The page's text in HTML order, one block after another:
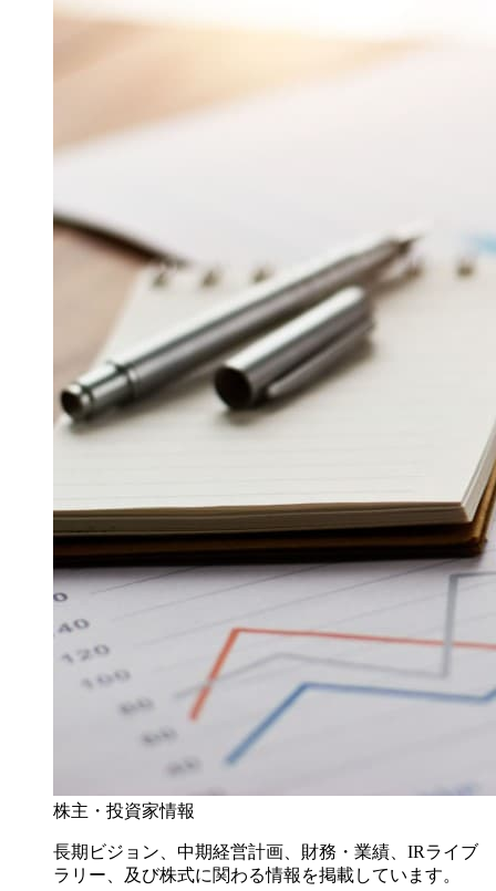
株主・投資家情報
長期ビジョン、中期経営計画、財務・業績、IRライブ
ラリー、及び株式に関わる情報を掲載しています。